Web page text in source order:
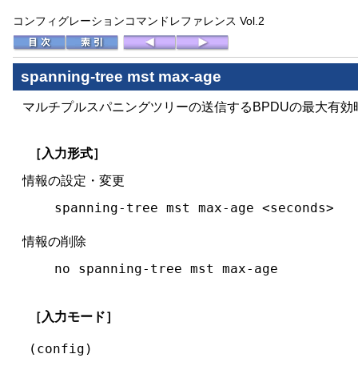
コンフィグレーションコマンドレファレンス Vol.2
spanning-tree mst max-age
マルチプルスパニングツリーの送信するBPDUの最大有効
［入力形式］
情報の設定・変更
spanning-tree mst max-age <seconds>
情報の削除
no spanning-tree mst max-age
［入力モード］
(config)